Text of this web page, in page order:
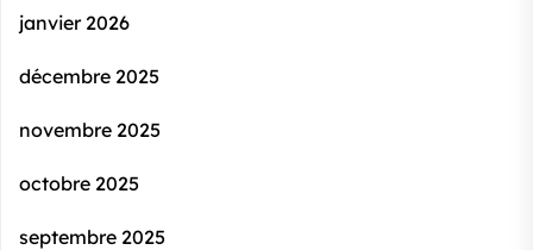
janvier 2026
décembre 2025
novembre 2025
octobre 2025
septembre 2025